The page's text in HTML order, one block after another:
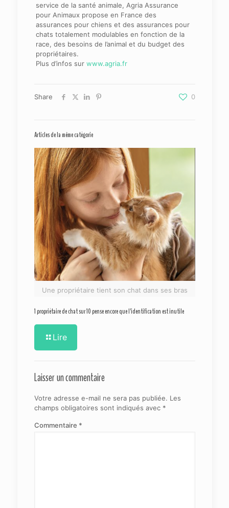
service de la santé animale, Agria Assurance
pour Animaux propose en France des
assurances pour chiens et des assurances pour
chats totalement modulables en fonction de la
race, des besoins de l’animal et du budget des
propriétaires.
Plus d’infos sur www.agria.fr
Share 0
Articles de la même catégorie
Une propriétaire tient son chat dans ses bras
1 propriétaire de chat sur 10 pense encore que l’identification est inutile
Lire
Laisser un commentaire
Votre adresse e-mail ne sera pas publiée. Les
champs obligatoires sont indiqués avec *
Commentaire *